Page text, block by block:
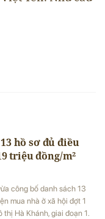
hồ sơ đủ điều
triệu đồng/m²
công bố danh sách 13
mua nhà ở xã hội đợt 1
thị Hà Khánh, giai đoạn 1.